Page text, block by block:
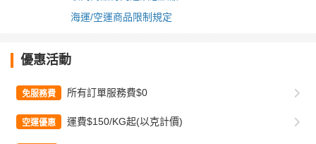
海運/空運商品限制規定
優惠活動
免服務費 所有訂單服務費$0
空運優惠 運費$150/KG起(以克計價)